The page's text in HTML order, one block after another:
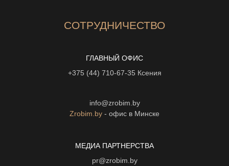
СОТРУДНИЧЕСТВО
ГЛАВНЫЙ ОФИС
+375 (44) 710-67-35 Ксения
info@zrobim.by
Zrobim.by - офис в Минске
МЕДИА ПАРТНЕРСТВА
pr@zrobim.by